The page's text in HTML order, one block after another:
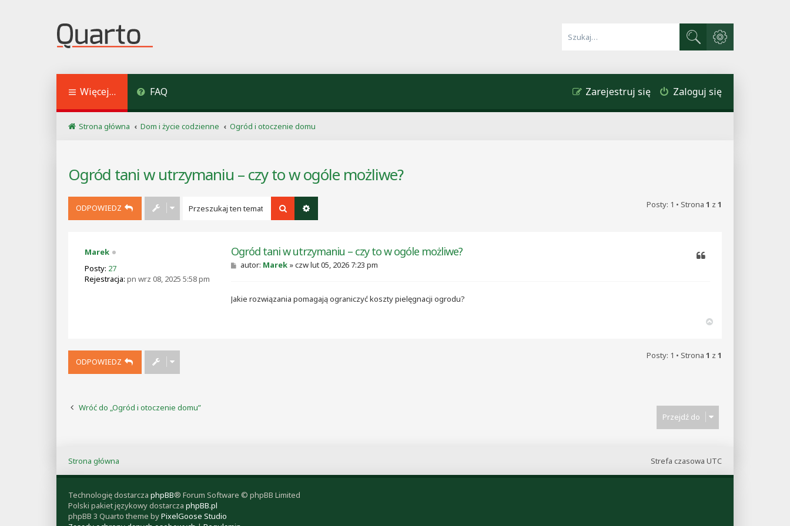
Szukaj
Wyszukiwanie
Więcej… FAQ Zaloguj się
Zarejestruj się
Strona główna Dom i życie codzienne Ogród i otoczenie domu
Ogród tani w utrzymaniu – czy to w ogóle możliwe?
ODPOWIEDZ Szukaj Posty: 1 • Strona 1 z 1
Marek
Posty: 27
Rejestracja: pn wrz 08, 2025 5:58 pm
Ogród tani w utrzymaniu – czy to w ogóle możliwe?
Pautor: Marek »czw lut 05, 2026 7:23 pm
Jakie rozwiązania pomagają ograniczyć koszty pielęgnacji ogrodu?
ó
ODPOWIEDZ
Posty: 1 • Strona 1 z 1
Wróć do „Ogród i otoczenie domu”
Przejdź do
Strefa czasowa UTC
Strona główna
Technologię dostarcza phpBB® Forum Software © phpBB Limited
Polski pakiet językowy dostarcza phpBB.pl
phpBB 3 Quarto theme byPixelGoose Studio